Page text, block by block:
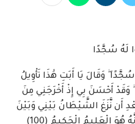
وَقَالَ يَا أَبَتِ هَٰذَا تَأْوِيلُ
وَقَدْ أَحْسَنَ بِي إِذْ أَخْرَجَنِي مِنَ
أَن نَّزَغَ الشَّيْطَانُ بَيْنِي وَبَيْنَ